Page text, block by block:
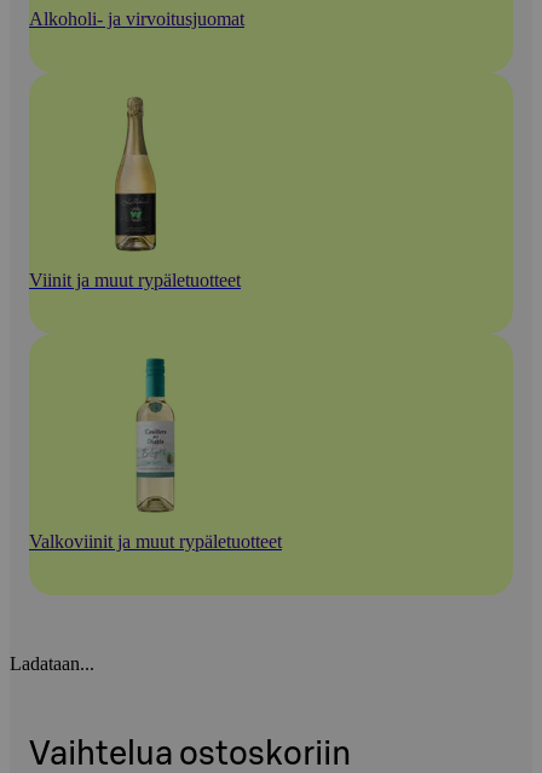
Alkoholi- ja virvoitusjuomat
Viinit ja muut rypäletuotteet
Valkoviinit ja muut rypäletuotteet
Ladataan...
Vaihtelua ostoskoriin